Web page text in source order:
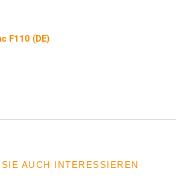
F110 (DE)
AUCH INTERESSIEREN